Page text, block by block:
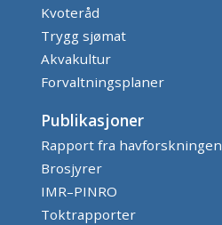
Kvoteråd
Trygg sjømat
Akvakultur
Forvaltningsplaner
Publikasjoner
Rapport fra havforskningen
Brosjyrer
IMR–PINRO
Toktrapporter